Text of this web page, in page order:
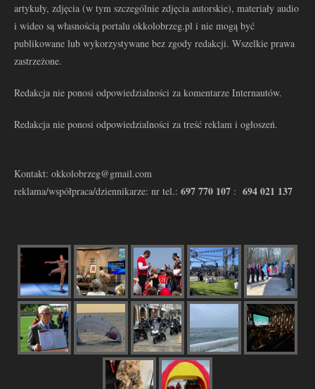
artykuły, zdjęcia (w tym szczególnie zdjęcia autorskie), materiały audio
i wideo są własnością portalu okkolobrzeg.pl i nie mogą być
publikowane lub wykorzystywane bez zgody redakcji. Wszelkie prawa
zastrzeżone.
Redakcja nie ponosi odpowiedzialności za komentarze Internautów.
Redakcja nie ponosi odpowiedzialności za treść reklam i ogłoszeń.
Kontakt: okkolobrzeg@gmail.com
reklama/współpraca/dziennikarze: nr tel.: 697 770 107 : 694 021 137